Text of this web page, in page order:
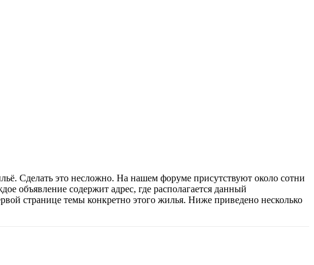
Сделать это несложно. На нашем форуме присутствуют около сотни
объявление содержит адрес, где располагается данный
странице темы конкретно этого жилья. Ниже приведено несколько